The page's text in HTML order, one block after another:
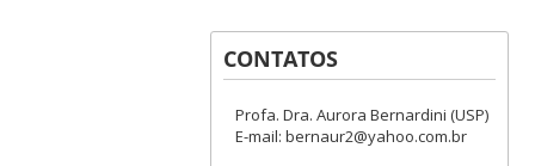
CONTATOS
Profa. Dra. Aurora Bernardini (USP)
E-mail: bernaur2@yahoo.com.br